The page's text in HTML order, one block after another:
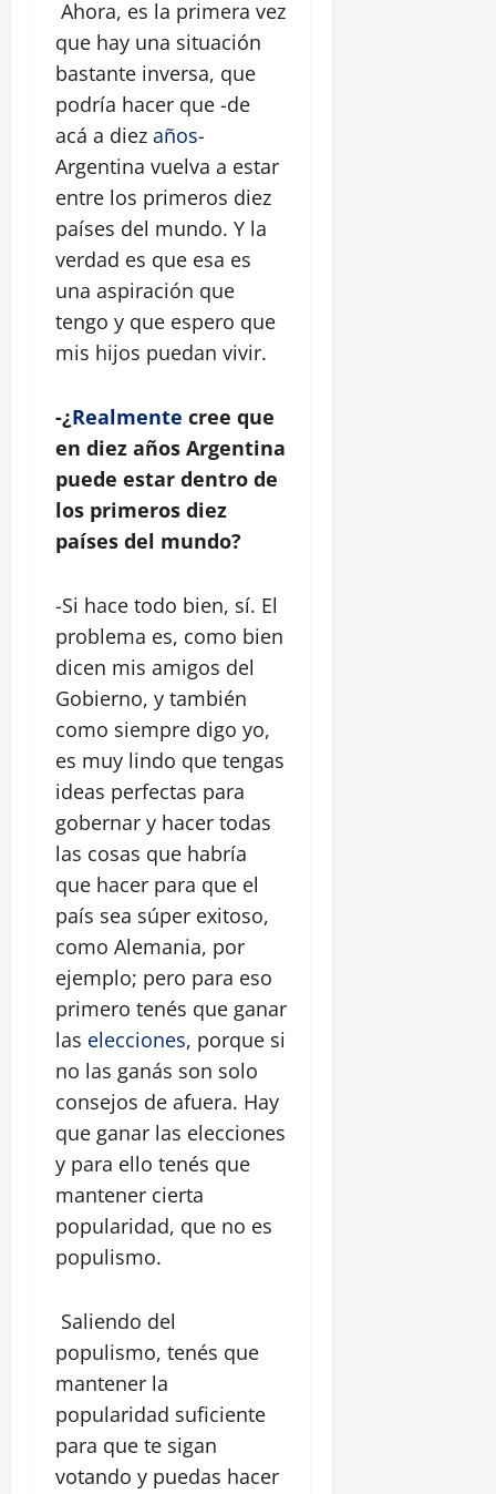
Ahora, es la primera vez
que hay una situación
bastante inversa, que
podría hacer que -de
acá a diez años-
Argentina vuelva a estar
entre los primeros diez
países del mundo. Y la
verdad es que esa es
una aspiración que
tengo y que espero que
mis hijos puedan vivir.
-¿Realmente cree que
en diez años Argentina
puede estar dentro de
los primeros diez
países del mundo?
-Si hace todo bien, sí. El
problema es, como bien
dicen mis amigos del
Gobierno, y también
como siempre digo yo,
es muy lindo que tengas
ideas perfectas para
gobernar y hacer todas
las cosas que habría
que hacer para que el
país sea súper exitoso,
como Alemania, por
ejemplo; pero para eso
primero tenés que ganar
las elecciones, porque si
no las ganás son solo
consejos de afuera. Hay
que ganar las elecciones
y para ello tenés que
mantener cierta
popularidad, que no es
populismo.
Saliendo del
populismo, tenés que
mantener la
popularidad suficiente
para que te sigan
votando y puedas hacer